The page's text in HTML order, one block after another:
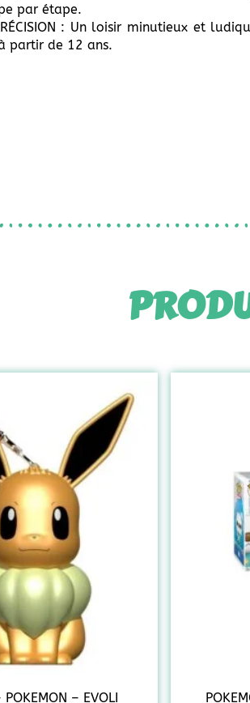
par étape.
: Un loisir minutieux et
partir de 12 ans.
– EVOLI